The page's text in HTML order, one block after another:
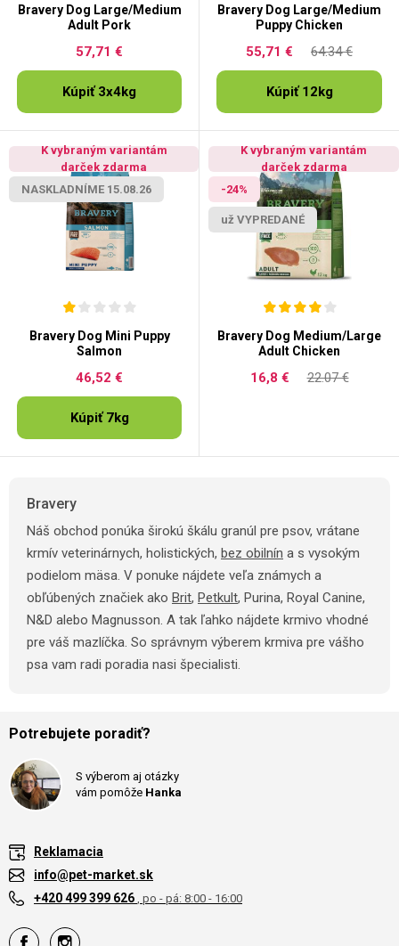
Bravery Dog Large/Medium
Adult Pork
57,71 €
Kúpiť 3x4kg
Bravery Dog Large/Medium
Puppy Chicken
64.34 €
55,71 €
Kúpiť 12kg
K vybraným variantám
darček zdarma
NASKLADNÍME 15.08.26
Bravery Dog Mini Puppy
Salmon
46,52 €
Kúpiť 7kg
K vybraným variantám
darček zdarma
-24%
už VYPREDANÉ
Bravery Dog Medium/Large
Adult Chicken
22.07 €
16,8 €
Bravery
Náš obchod ponúka širokú škálu granúl pre psov, vrátane
krmív veterinárnych, holistických, bez obilnín a s vysokým
podielom mäsa. V ponuke nájdete veľa známych a
obľúbených značiek ako Brit, Petkult, Purina, Royal Canine,
N&D alebo Magnusson. A tak ľahko nájdete krmivo vhodné
pre váš mazlíčka. So správnym výberem krmiva pre vášho
psa vam radi poradia nasi špecialisti.
Potrebujete poradiť?
S výberom aj otázky
vám pomôže Hanka
Reklamacia
info@pet-market.sk
+420 499 399 626 , po - pá: 8:00 - 16:00